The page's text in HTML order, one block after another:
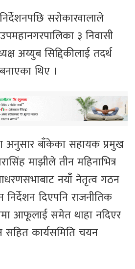
सरोकारवालाले
३ निवासी
अय्युब सिद्दिकीलाई तदर्थ
थिए ।
अनुसार बाँकेका सहायक प्रमुख
माझीले तीन महिनाभित्र
नयाँ नेतृत्व गठन
निर्देशन दिएपनि राजनीतिक
आफूलाई समेत थाहा नदिएर
कार्यसमिति चयन